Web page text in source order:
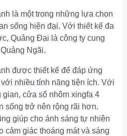
là một trong những lựa chọn
sống hiện đại. Với thiết kế đa
Quảng Đại là công ty cung
Ngãi.
được thiết kế để đáp ứng
nhiều tính năng tiện ích. Với
gian, cửa sổ nhôm xingfa 4
sống trở nên rộng rãi hơn.
giúp cho ánh sáng tự nhiên
cảm giác thoáng mát và sáng